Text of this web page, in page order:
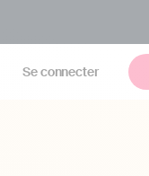
Se connecter